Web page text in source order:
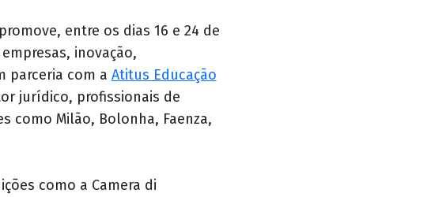
entre os dias 16 e 24 de
inovação,
parceria com a Atitus Educação
jurídico, profissionais de
como Milão, Bolonha, Faenza,
como a Camera di